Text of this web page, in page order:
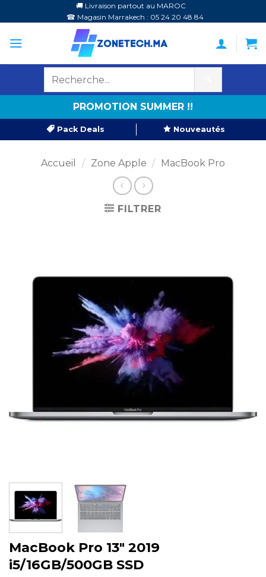
au
contenu
🚚 Livraison partout au MAROC
☎ Magasin Marrakech : 05 24 20 48 84
PROMOTION SUMMER !!
Pack Deals Nouveautés
Accueil / Zone Apple / MacBook Pro
FILTRER
MacBook Pro 13″ 2019
i5/16GB/500GB SSD